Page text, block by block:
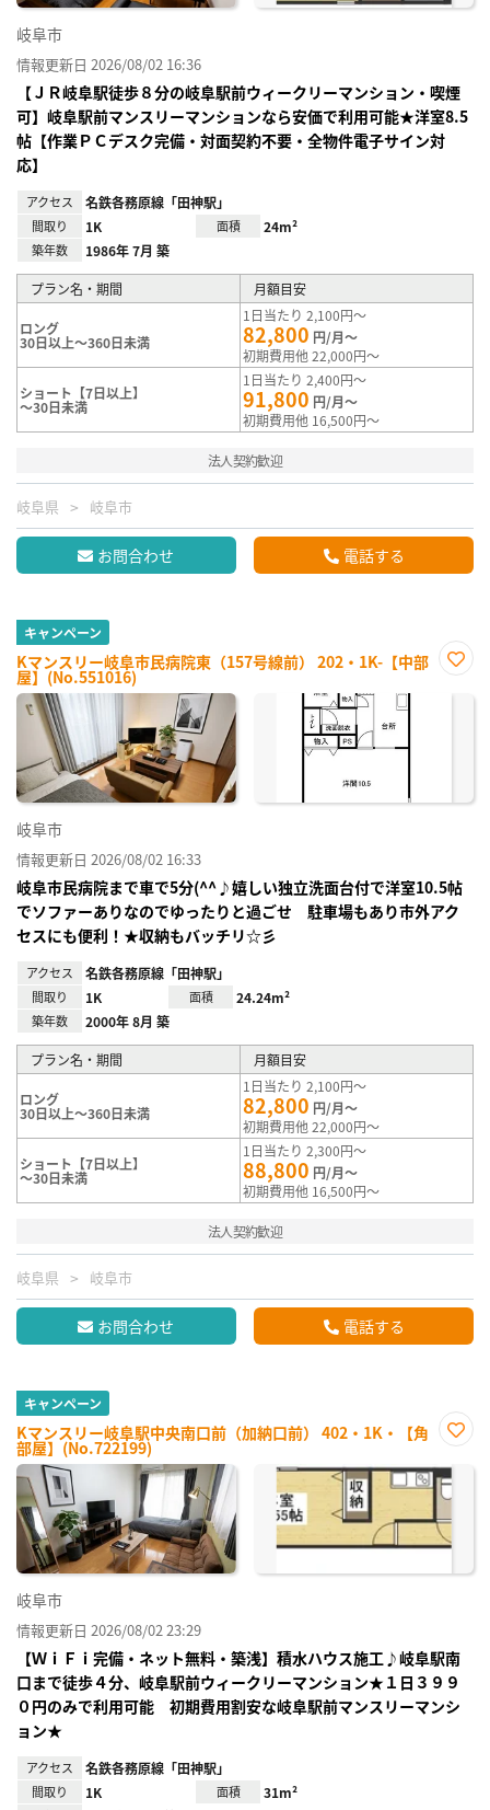
岐阜市
情報更新日 2026/08/02 16:36
【ＪＲ岐阜駅徒歩８分の岐阜駅前ウィークリーマンション・喫煙
可】岐阜駅前マンスリーマンションなら安価で利用可能★洋室8.5
帖【作業ＰＣデスク完備・対面契約不要・全物件電子サイン対
応】
アクセス 名鉄各務原線「田神駅」
間取り 1K 面積 24m²
築年数 1986年 7月 築
プラン名・期間 月額目安
ロング
30日以上～360日未満
1日当たり 2,100円～
82,800 円/月～
初期費用他 22,000円～
ショート【7日以上】
～30日未満
1日当たり 2,400円～
91,800 円/月～
初期費用他 16,500円～
法人契約歓迎
岐阜県 岐阜市
お問合わせ 電話する
キャンペーン
Kマンスリー岐阜市民病院東（157号線前） 202・1K-【中部
屋】(No.551016)
に入
岐阜市
情報更新日 2026/08/02 16:33
岐阜市民病院まで車で5分(^^♪嬉しい独立洗面台付で洋室10.5帖
でソファーありなのでゆったりと過ごせ 駐車場もあり市外アク
セスにも便利！★収納もバッチリ☆彡
アクセス 名鉄各務原線「田神駅」
間取り 1K 面積 24.24m²
築年数 2000年 8月 築
プラン名・期間 月額目安
ロング
30日以上～360日未満
1日当たり 2,100円～
82,800 円/月～
初期費用他 22,000円～
ショート【7日以上】
～30日未満
1日当たり 2,300円～
88,800 円/月～
初期費用他 16,500円～
法人契約歓迎
岐阜県 岐阜市
お問合わせ 電話する
キャンペーン
Kマンスリー岐阜駅中央南口前（加納口前） 402・1K・【角
部屋】(No.722199)
に入
り登
録
岐阜市
情報更新日 2026/08/02 23:29
【ＷｉＦｉ完備・ネット無料・築浅】積水ハウス施工♪岐阜駅南
口まで徒歩４分、岐阜駅前ウィークリーマンション★１日３９９
０円のみで利用可能 初期費用割安な岐阜駅前マンスリーマンシ
ョン★
アクセス 名鉄各務原線「田神駅」
間取り 1K 面積 31m²